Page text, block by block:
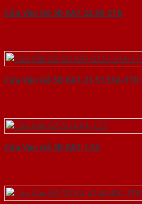
Cửa Vân Gỗ 5D KAT-22.50-2TK
Cửa Vân Gỗ 5D KAT-21.51.51A-1TK
Cửa Vân Gỗ 5D KAT-1.52